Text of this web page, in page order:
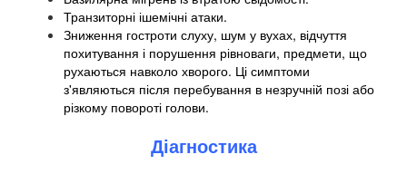
Транзиторні ішемічні атаки.
Зниження гостроти слуху, шум у вухах, відчуття
похитування і порушення рівноваги, предмети, що
рухаються навколо хворого. Ці симптоми
з'являються після перебування в незручній позі або
різкому повороті голови.
Діагностика